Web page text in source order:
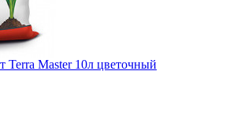
Terra Master 10л цветочный